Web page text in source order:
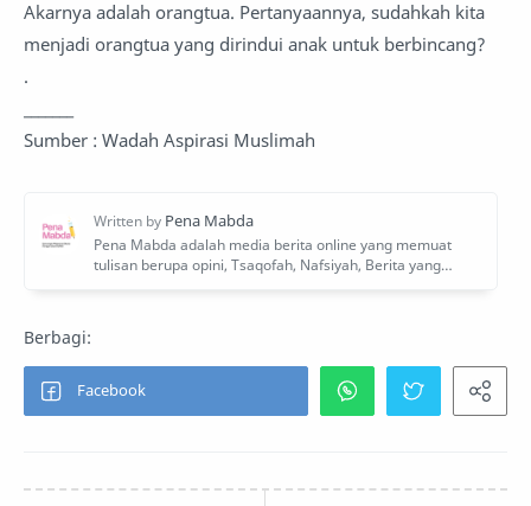
Akarnya adalah orangtua. Pertanyaannya, sudahkah kita
menjadi orangtua yang dirindui anak untuk berbincang?
.
Sumber : Wadah Aspirasi Muslimah